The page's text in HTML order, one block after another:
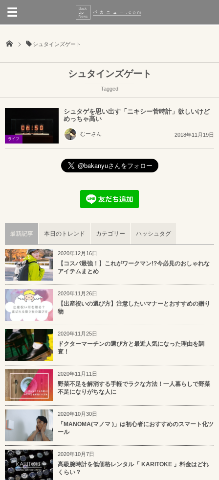
シュタインズゲート
シュタインズゲート
Tagged
ライフ
シュタゲを思い出す「ニキシー菅時計」欲しいけど
めっちゃ高い
むーさん 2018年11月19日
最新記事 本日のトレンド カテゴリー ハッシュタグ
2020年12月16日
【コスパ最強！】これがワークマン!?今必見のおしゃれな
アイテムまとめ
2020年11月26日
【出産祝いの選び方】注意したいマナーとおすすめの贈り
物
2020年11月25日
ドクターマーチンの選び方と最近人気になった理由を調
査！
2020年11月11日
野菜不足を解消する手軽でラクな方法！一人暮らしで野菜
不足になりがちな人に
2020年10月30日
「MANOMA(マノマ )」は初心者におすすめのスマート化ツ
ール
2020年10月7日
高級腕時計を低価格レンタル「 KARITOKE 」料金はどれ
くらい？